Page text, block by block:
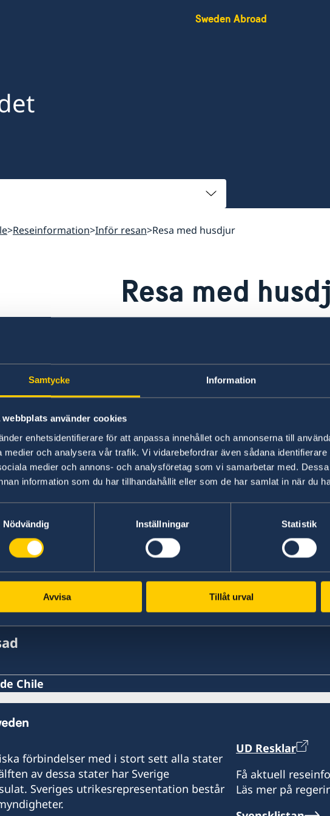
Samtycke Information
webbplats använder cookies
enhetsidentifierare för att anpassa innehållet och annonserna till
medier och analysera vår trafik. Vi vidarebefordrar även sådana
medier och annons- och analysföretag som vi samarbetar med.
information som du har tillhandahållit eller som de har samlat in när du
Nödvändig
Inställningar Statistik
Avvisa Tillåt urval
Sweden Abroad
Reseinformation Inför resan Resa med husdjur
om namn
för barn
medborgarskap
intyg
säkerhet
i Chile
Resa med
Information om vad som krävs för in
In- eller utträde för husdjur och
Här finns grundläggande information
dessutom ytterligare villkor. Kontakta
Läs mer
Chile
förbindelser med i stort sett alla stater
av dessa stater har Sverige
Sveriges utrikesrepresentation består
UD Resklar
Få aktuell
Läs mer på